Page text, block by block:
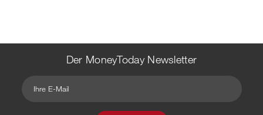
Der MoneyToday Newsletter